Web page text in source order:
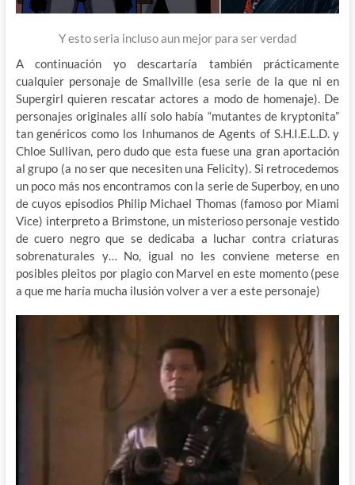
Y esto seria incluso aun mejor para ser verdad
A continuación yo descartaría también prácticamente
cualquier personaje de Smallville (esa serie de la que ni en
Supergirl quieren rescatar actores a modo de homenaje). De
personajes originales allí solo había “mutantes de kryptonita”
tan genéricos como los Inhumanos de Agents of S.H.I.E.L.D. y
Chloe Sullivan, pero dudo que esta fuese una gran aportación
al grupo (a no ser que necesiten una Felicity). Si retrocedemos
un poco más nos encontramos con la serie de Superboy, en uno
de cuyos episodios Philip Michael Thomas (famoso por Miami
Vice) interpreto a Brimstone, un misterioso personaje vestido
de cuero negro que se dedicaba a luchar contra criaturas
sobrenaturales y… No, igual no les conviene meterse en
posibles pleitos por plagio con Marvel en este momento (pese
a que me haría mucha ilusión volver a ver a este personaje)